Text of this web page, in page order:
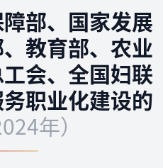
部、国家发展
教育部、农业
会、全国妇联
职业化建设的
年）